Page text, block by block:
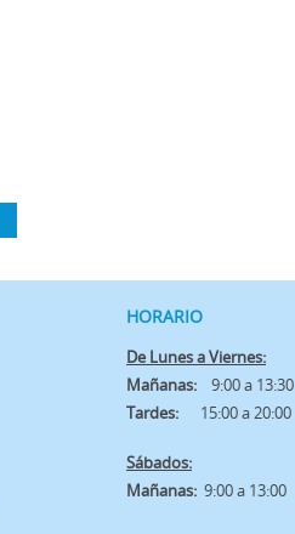
HORARIO
De Lunes a Viernes:
Mañanas:
9:00 a 13:30
Tardes: 15:00 a 20:00
Sábados:
Mañanas: 9:00 a 13:00